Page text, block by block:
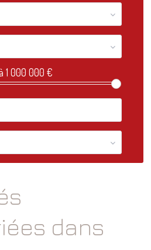
1 000 000 €
dans